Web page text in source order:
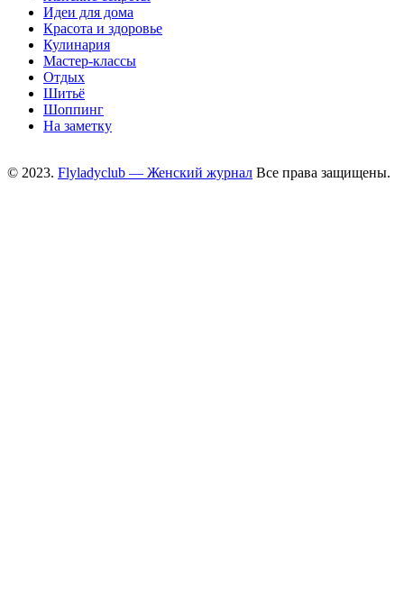
Идеи для дома
Красота и здоровье
Кулинария
Мастер-классы
Отдых
Шитьё
Шоппинг
На заметку
© 2023. Flyladyclub — Женский журнал Все права защищены.